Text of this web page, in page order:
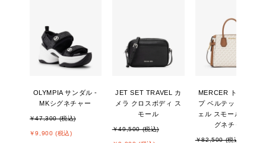
OLYMPIA サンダル -
MKシグネチャー
￥47,300 (税込)
￥9,900 (税込)
JET SET TRAVEL カ
メラ クロスボディ ス
モール
￥49,500 (税込)
MERCER トップジッ
プ ベルテッド サッチ
ェル スモール - MKシ
グネチャー
￥82,500 (税込)